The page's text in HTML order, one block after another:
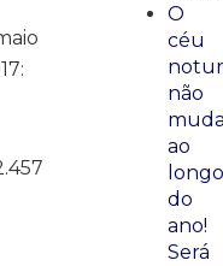
O
céu
não
ao
longo
do
ano!
Será